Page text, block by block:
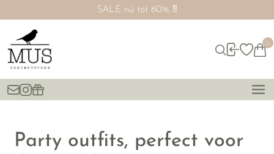
SALE nú tot 60% ‼️
0
Party outfits, perfect voor